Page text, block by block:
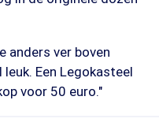
anders ver boven
Een Legokasteel
voor 50 euro."